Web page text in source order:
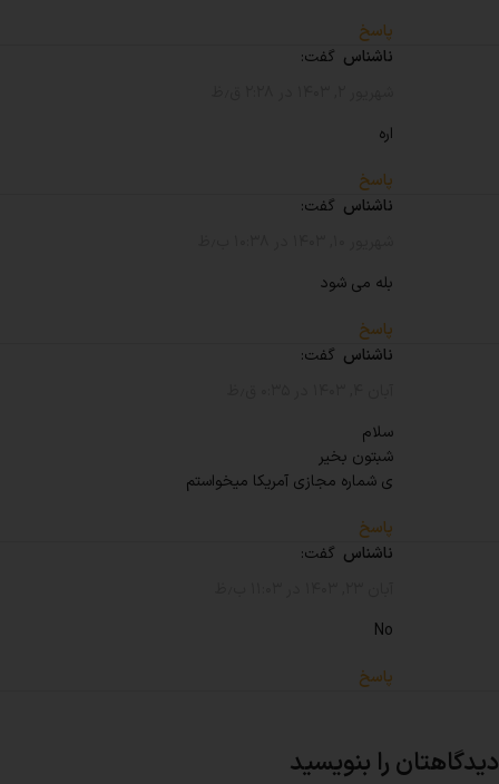
پاسخ
ناشناس گفت:
اره
پاسخ
ناشناس گفت:
بله می شود
پاسخ
ناشناس گفت:
سلام
شبتون بخیر
ی شماره مجازی آمریکا میخواستم
پاسخ
ناشناس گفت:
No
پاسخ
دیدگاهتان را بنویسید